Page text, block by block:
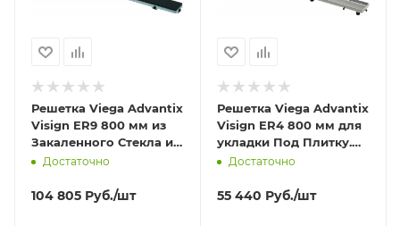
Решетка Viega Advantix
Visign ER9 800 мм из
Закаленного Стекла и
нержавеющей стали
Достаточно
104 805 Руб./шт
Решетка Viega Advantix
Visign ER4 800 мм для
укладки Под Плитку.
Из нержавеющей стали
Достаточно
55 440 Руб./шт